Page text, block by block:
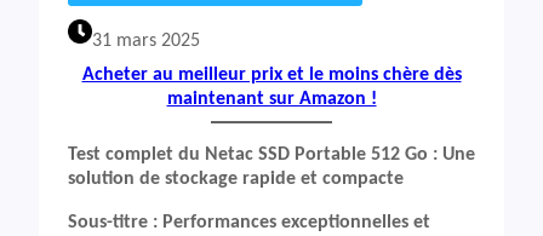
31 mars 2025
Acheter au meilleur prix et le moins chère dès
maintenant sur Amazon !
Test complet du Netac SSD Portable 512 Go : Une
solution de stockage rapide et compacte
Sous-titre : Performances exceptionnelles et